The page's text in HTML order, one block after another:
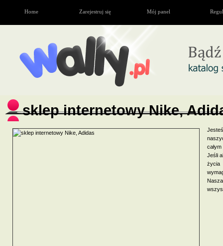
Home Zarejestruj się Mój panel
sklep internetowy Nike,
Jeśli
życia